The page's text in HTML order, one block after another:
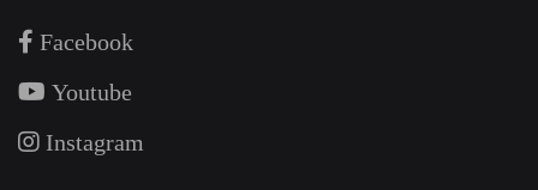
Facebook
Youtube
Instagram